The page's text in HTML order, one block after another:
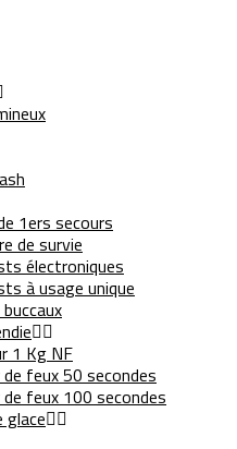
1ers secours
de survie
électroniques
à usage unique

1 Kg NF
feux 50 secondes
feux 100 secondes
glace